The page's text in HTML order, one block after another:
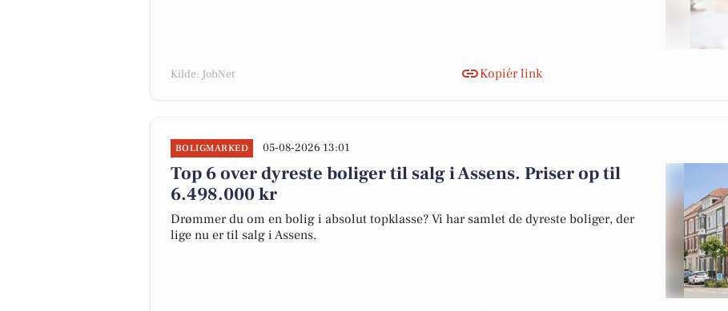
Kilde: JobNet Kopiér link
BOLIGMARKED 05-08-2026 13:01
Top 6 over dyreste boliger til salg i Assens. Priser op til
6.498.000 kr
Drømmer du om en bolig i absolut topklasse? Vi har samlet de dyreste boliger, der
lige nu er til salg i Assens.